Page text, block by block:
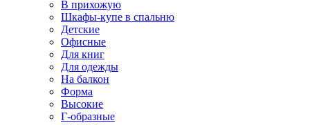
В прихожую
Шкафы-купе в спальню
Детские
Офисные
Для книг
Для одежды
На балкон
Форма
Высокие
Г-образные